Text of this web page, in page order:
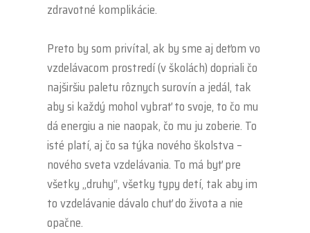
zdravotné komplikácie.
Preto by som privítal, ak by sme aj deťom vo
vzdelávacom prostredí (v školách) dopriali čo
najširšiu paletu rôznych surovín a jedál, tak
aby si každý mohol vybrať to svoje, to čo mu
dá energiu a nie naopak, čo mu ju zoberie. To
isté platí, aj čo sa týka nového školstva –
nového sveta vzdelávania. To má byť pre
všetky „druhy“, všetky typy detí, tak aby im
to vzdelávanie dávalo chuť do života a nie
opačne.